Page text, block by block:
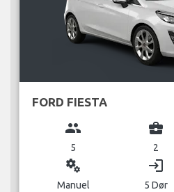
FORD FIESTA
group
5
business_center
2
miscellaneous_services
Manuel
login
5 Dør